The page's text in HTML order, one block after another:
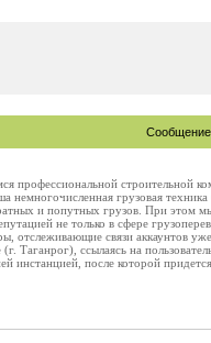
Сообщение
профессиональной строительной
грузовая
и попутных грузов. При этом
не только в сфере
отслеживающие связи аккаунтов
Таганрог), ссылаясь на
инстанцией, после которой